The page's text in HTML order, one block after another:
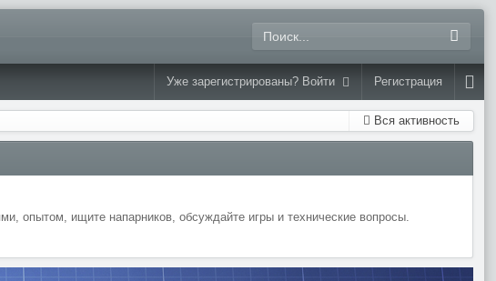
Уже зарегистрированы? Войти Регистрация
Вся активность
опытом, ищите напарников, обсуждайте игры и технические вопросы.